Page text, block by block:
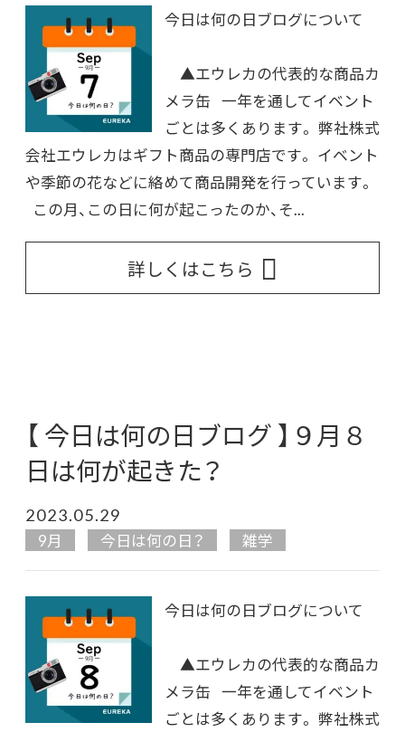
今日は何の日ブログについて
▲エウレカの代表的な商品カ
メラ缶 一年を通してイベント
ごとは多くあります。 弊社株式
会社エウレカはギフト商品の専門店です。 イベント
や季節の花などに絡めて商品開発を行っています。
この月、この日に何が起こったのか、そ...
詳しくはこちら
【 今日は何の日ブログ 】９月８
日は何が起きた？
2023.05.29
9月 今日は何の日？ 雑学
今日は何の日ブログについて
▲エウレカの代表的な商品カ
メラ缶 一年を通してイベント
ごとは多くあります。 弊社株式